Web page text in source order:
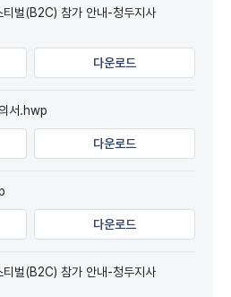
벌(B2C) 참가 안내-청두지사
다운로드
서.hwp
다운로드
다운로드
벌(B2C) 참가 안내-청두지사